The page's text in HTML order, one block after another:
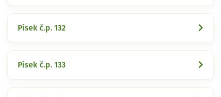
Písek č.p. 132
Písek č.p. 133